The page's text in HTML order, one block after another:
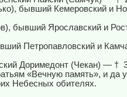
бывший Кемеровский и
бывший Ярославский и
Петропавловский и
Доримедонт (Чекан) — †
«Вечную память», и да
Небесных обителях.